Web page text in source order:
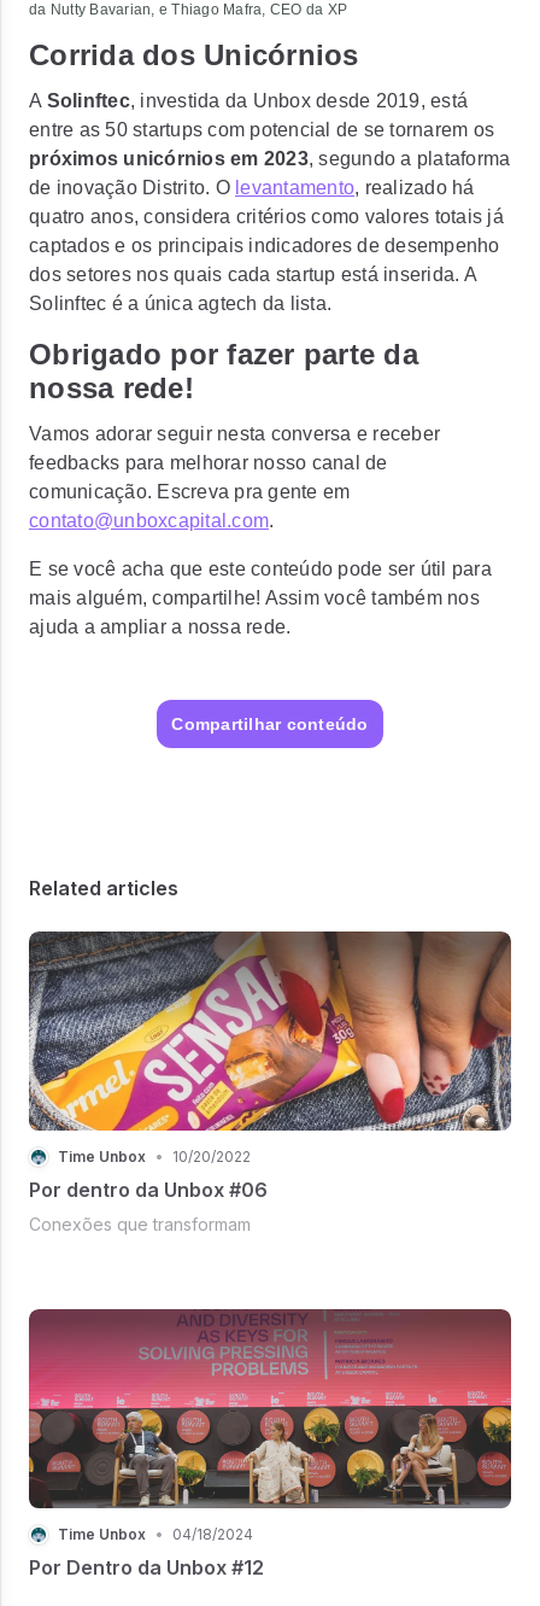
da Nutty Bavarian, e Thiago Mafra, CEO da XP
Corrida dos Unicórnios
A Solinftec, investida da Unbox desde 2019, está
entre as 50 startups com potencial de se tornarem os
próximos unicórnios em 2023, segundo a plataforma
de inovação Distrito. O levantamento, realizado há
quatro anos, considera critérios como valores totais já
captados e os principais indicadores de desempenho
dos setores nos quais cada startup está inserida. A
Solinftec é a única agtech da lista.
Obrigado por fazer parte da
nossa rede!
Vamos adorar seguir nesta conversa e receber
feedbacks para melhorar nosso canal de
comunicação. Escreva pra gente em
contato@unboxcapital.com.
E se você acha que este conteúdo pode ser útil para
mais alguém, compartilhe! Assim você também nos
ajuda a ampliar a nossa rede.
Compartilhar conteúdo
Related articles
Time Unbox • 10/20/2022
Por dentro da Unbox #06
Conexões que transformam
Time Unbox • 04/18/2024
Por Dentro da Unbox #12